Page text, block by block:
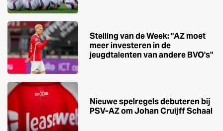
Stelling van de Week: "AZ moet
meer investeren in de
jeugdtalenten van andere BVO's"
Nieuwe spelregels debuteren bij
PSV-AZ om Johan Cruijff Schaal